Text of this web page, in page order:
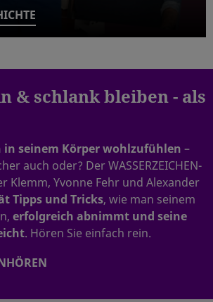
& schlank bleiben - als
in seinem Körper wohlzufühlen –
auch oder? Der WASSERZEICHEN-
Klemm, Yvonne Fehr und Alexander
Tipps und Tricks, wie man seinem
erfolgreich abnimmt und seine
. Hören Sie einfach rein.